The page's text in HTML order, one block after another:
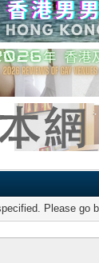
Please go